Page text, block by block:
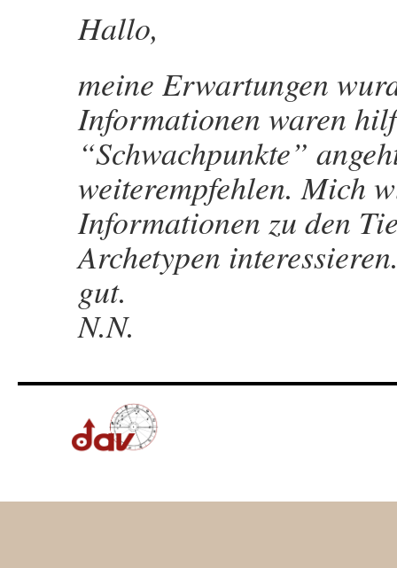
Hallo,
meine Erwartungen
Informationen waren
“Schwachpunkte”
weiterempfehlen. Mich
Informationen zu den
Archetypen
gut.
N.N.